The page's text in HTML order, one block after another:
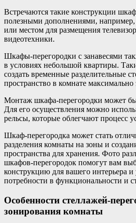
Встречаются такие конструкции
полезными дополнениями,
или местом для размещения
видеотехники.
Шкафы-перегородки с занавесями
в условиях небольшой квартиры.
создать временные разделительные
пространство в комнате
Монтаж шкафа-перегородки может
Для его осуществления можно
рельсы, которые облегчают процесс
Шкаф-перегородка может стать
разделения комнаты на зоны и
пространства для хранения. Фото
шкафов-перегородок помогут вам
конструкцию для вашего интерьера и
потребности в функциональности и
Особенности стеллажей-
зонирования комнаты